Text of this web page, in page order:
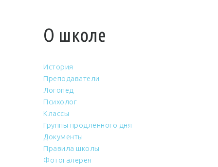
О школе
История
Преподаватели
Логопед
Психолог
Классы
Группы продлённого дня
Документы
Правила школы
Фотогалерея